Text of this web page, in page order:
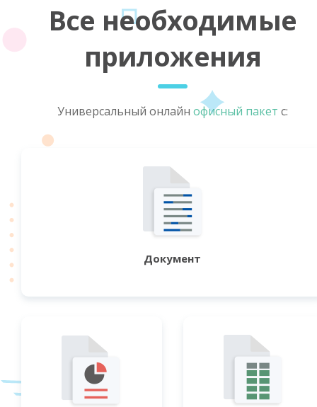
Все необходимые
приложения
Универсальный онлайн офисный пакет с:
Документ